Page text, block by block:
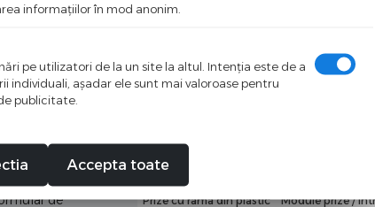
si conditii
de retur
de
Intrerupatoare cu touch Prize cu rama din
Intrerupatoare mecanice cu rama sticla
Prize cu rama din plastic
Module prize /
informaţiilor în mod anonim.
pe utilizatori de la un site la altul. Intenţia este de a
aşadar ele sunt mai valoroase pentru
publicitate.
Accepta toate